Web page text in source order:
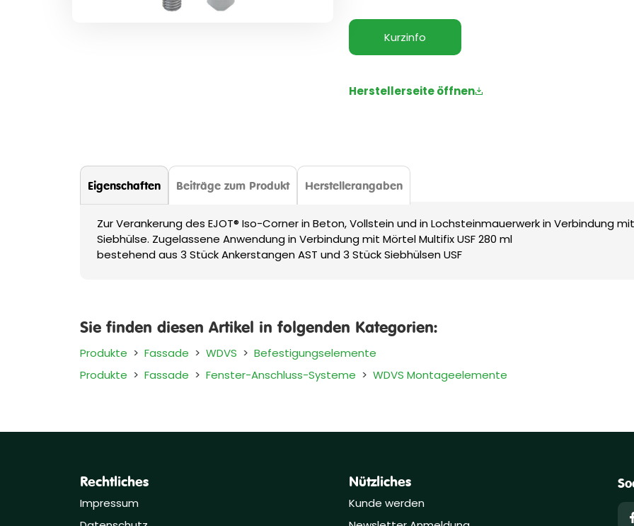
Kurzinfo
Herstellerseite öffnen
Eigenschaften
Zur Verankerung des EJOT® Iso-Corner in Beton, Vollstein und in Lochsteinmauerwerk in Verbindung mit
Siebhülse. Zugelassene Anwendung in Verbindung mit Mörtel Multifix USF 280 ml
bestehend aus 3 Stück Ankerstangen AST und 3 Stück Siebhülsen USF
Beiträge zum Produkt Herstellerangaben
Sie finden diesen Artikel in folgenden Kategorien:
Produkte > Fassade > WDVS > Befestigungselemente
Produkte > Fassade > Fenster-Anschluss-Systeme > WDVS Montageelemente
Rechtliches
Impressum
Nützliches
Kunde werden